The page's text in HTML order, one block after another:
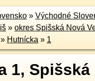
» Východné
» okres Spišská Nová
» Hutnícka » 1
1, Spišská